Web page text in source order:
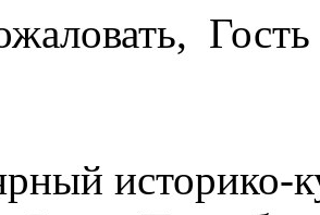
Гость
историко-